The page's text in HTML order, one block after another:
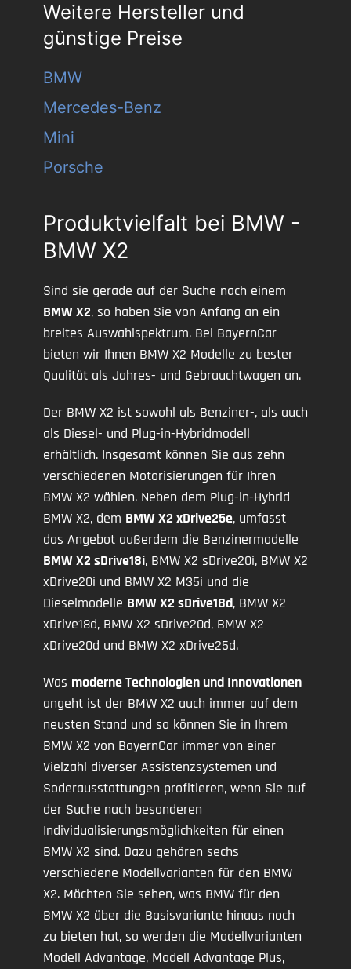
Weitere Hersteller und
günstige Preise
BMW
Mercedes-Benz
Mini
Porsche
Produktvielfalt bei BMW -
BMW X2
Sind sie gerade auf der Suche nach einem
BMW X2, so haben Sie von Anfang an ein
breites Auswahlspektrum. Bei BayernCar
bieten wir Ihnen BMW X2 Modelle zu bester
Qualität als Jahres- und Gebrauchtwagen an.
Der BMW X2 ist sowohl als Benziner-, als auch
als Diesel- und Plug-in-Hybridmodell
erhältlich. Insgesamt können Sie aus zehn
verschiedenen Motorisierungen für Ihren
BMW X2 wählen. Neben dem Plug-in-Hybrid
BMW X2, dem BMW X2 xDrive25e, umfasst
das Angebot außerdem die Benzinermodelle
BMW X2 sDrive18i, BMW X2 sDrive20i, BMW X2
xDrive20i und BMW X2 M35i und die
Dieselmodelle BMW X2 sDrive18d, BMW X2
xDrive18d, BMW X2 sDrive20d, BMW X2
xDrive20d und BMW X2 xDrive25d.
Was moderne Technologien und Innovationen
angeht ist der BMW X2 auch immer auf dem
neusten Stand und so können Sie in Ihrem
BMW X2 von BayernCar immer von einer
Vielzahl diverser Assistenzsystemen und
Soderausstattungen profitieren, wenn Sie auf
der Suche nach besonderen
Individualisierungsmöglichkeiten für einen
BMW X2 sind. Dazu gehören sechs
verschiedene Modellvarianten für den BMW
X2. Möchten Sie sehen, was BMW für den
BMW X2 über die Basisvariante hinaus noch
zu bieten hat, so werden die Modellvarianten
Modell Advantage, Modell Advantage Plus,